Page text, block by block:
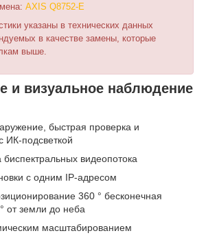
AXIS Q8752-E
указаны в технических данных
в качестве замены, которые
выше.
и визуальное наблюдение
быстрая проверка и
ИК-подсветкой
видеопотока
с одним IP-адресом
360 ° бесконечная
от земли до неба
масштабированием